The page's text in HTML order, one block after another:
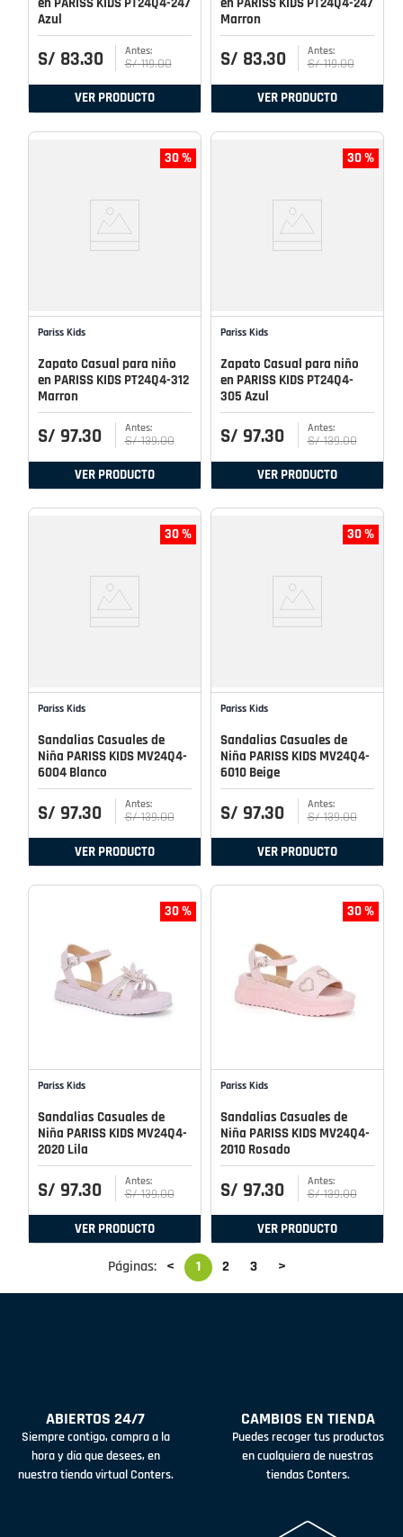
Azul
S/ 83.30 S/ 119.00
VER PRODUCTO
Marron
S/ 83.30 S/ 119.00
VER PRODUCTO
30 %
Pariss Kids
Zapato Casual para niño
en PARISS KIDS PT24Q4-312
Marron
S/ 97.30 S/ 139.00
VER PRODUCTO
30 %
Pariss Kids
Zapato Casual para niño
en PARISS KIDS PT24Q4-
305 Azul
S/ 97.30 S/ 139.00
VER PRODUCTO
30 %
Pariss Kids
Sandalias Casuales de
Niña PARISS KIDS MV24Q4-
6004 Blanco
S/ 97.30 S/ 139.00
VER PRODUCTO
30 %
Pariss Kids
Sandalias Casuales de
Niña PARISS KIDS MV24Q4-
6010 Beige
S/ 97.30 S/ 139.00
VER PRODUCTO
30 %
Pariss Kids
Sandalias Casuales de
Niña PARISS KIDS MV24Q4-
2020 Lila
S/ 97.30 S/ 139.00
VER PRODUCTO
30 %
Pariss Kids
Sandalias Casuales de
Niña PARISS KIDS MV24Q4-
2010 Rosado
S/ 97.30 S/ 139.00
VER PRODUCTO
Páginas: < 1 2 3 >
ABIERTOS 24/7
Siempre contigo, compra a la
hora y día que desees, en
nuestra tienda virtual Conters.
CAMBIOS EN TIENDA
Puedes recoger tus productos
en cualquiera de nuestras
tiendas Conters.